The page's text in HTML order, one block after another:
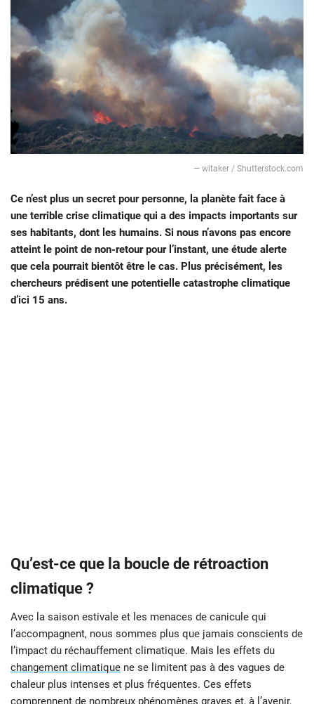
— witaker / Shutterstock.com
Ce n’est plus un secret pour personne, la planète fait face à
une terrible crise climatique qui a des impacts importants sur
ses habitants, dont les humains. Si nous n’avons pas encore
atteint le point de non-retour pour l’instant, une étude alerte
que cela pourrait bientôt être le cas. Plus précisément, les
chercheurs prédisent une potentielle catastrophe climatique
d’ici 15 ans.
Qu’est-ce que la boucle de rétroaction
climatique ?
Avec la saison estivale et les menaces de canicule qui
l’accompagnent, nous sommes plus que jamais conscients de
l’impact du réchauffement climatique. Mais les effets du
changement climatique ne se limitent pas à des vagues de
chaleur plus intenses et plus fréquentes. Ces effets
comprennent de nombreux phénomènes graves et, à l’avenir,